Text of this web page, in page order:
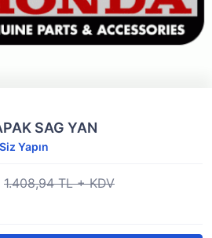
SAG YAN
Yapın
1.408,94 TL + KDV